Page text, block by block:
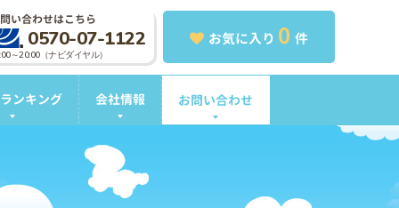
お気に入り 0 件
い合わせはこちら
0570-07-1122
～20:00（ナビダイヤル）
ンキング 会社情報 お問い合わせ